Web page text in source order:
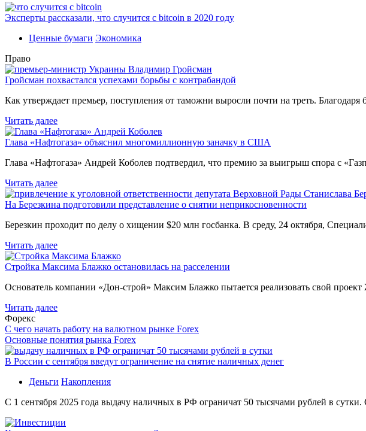
Эксперты рассказали, что случится с bitcoin в 2020 году
Ценные бумаги Экономика
Право
Гройсман похвастался успехами борьбы с контрабандой
Как утверждает премьер, поступления от таможни выросли почти на треть.
Читать далее
Глава «Нафтогаза» объяснил многомиллионную заначку в США
Глава «Нафтогаза» Андрей Коболев подтвердил, что премию за выигрыш спора с
Читать далее
На Березкина подготовили представление о снятии неприкосновенности
Березкин проходит по делу о хищении $20 млн госбанка. В среду, 24 октября,
Читать далее
Стройка Максима Блажко остановилась на расселении
Основатель компании «Дон-строй» Максим Блажко пытается реализовать свой
Читать далее
Форекс
С чего начать работу на валютном рынке Forex
Основные понятия рынка Forex
В России с сентября введут ограничение на снятие наличных денег
Деньги Накопления
С 1 сентября 2025 года выдачу наличных в РФ ограничат 50 тысячами рублей в